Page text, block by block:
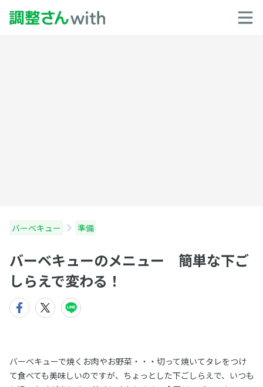
バーベキュー 準備
バーベキューのメニュー 簡単な下ご
しらえで変わる！
バーベキューで焼くお肉やお野菜・・・切って焼いてタレをつけ
て食べても美味しいのですが、ちょっとした下ごしらえで、いつも